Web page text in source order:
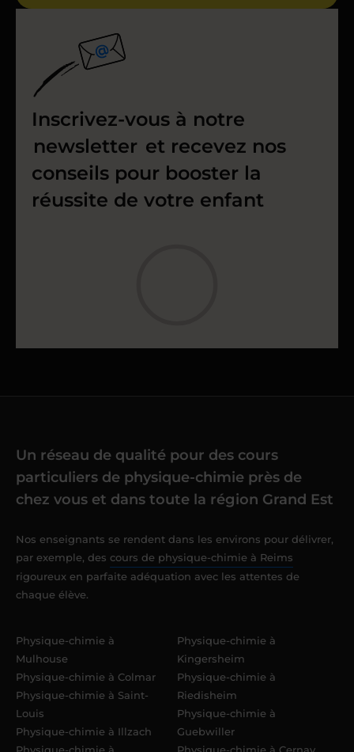
Inscrivez-vous à notre
newsletter et recevez nos
conseils pour booster la
réussite de votre enfant
Un réseau de qualité pour des cours
particuliers de physique-chimie près de
chez vous et dans toute la région Grand Est
Nos enseignants se rendent dans les environs pour délivrer,
par exemple, des cours de physique-chimie à Reims
rigoureux en parfaite adéquation avec les attentes de
chaque élève.
Physique-chimie à
Mulhouse
Physique-chimie à Colmar
Physique-chimie à Saint-
Louis
Physique-chimie à Illzach
Physique-chimie à
Physique-chimie à
Kingersheim
Physique-chimie à
Riedisheim
Physique-chimie à
Guebwiller
Physique-chimie à Cernay